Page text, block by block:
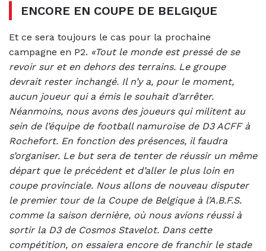
ENCORE EN COUPE DE BELGIQUE
Et ce sera toujours le cas pour la prochaine
campagne en P2. «Tout le monde est pressé de se
revoir sur et en dehors des terrains. Le groupe
devrait rester inchangé. Il n’y a, pour le moment,
aucun joueur qui a émis le souhait d’arrêter.
Néanmoins, nous avons des joueurs qui militent au
sein de l’équipe de football namuroise de D3 ACFF à
Rochefort. En fonction des présences, il faudra
s’organiser. Le but sera de tenter de réussir un même
départ que le précédent et d’aller le plus loin en
coupe provinciale. Nous allons de nouveau disputer
le premier tour de la Coupe de Belgique à l’A.B.F.S.
comme la saison dernière, où nous avions réussi à
sortir la D3 de Cosmos Stavelot. Dans cette
compétition, on essaiera encore de franchir le stade